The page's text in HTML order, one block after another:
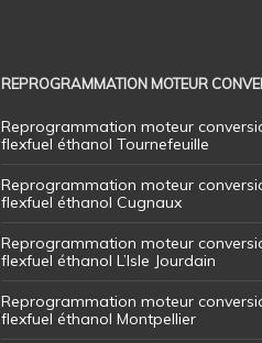
REPROGRAMMATION MOTEUR
Reprogrammation moteur
flexfuel éthanol Tournefeuille
Reprogrammation moteur
flexfuel éthanol Cugnaux
Reprogrammation moteur
flexfuel éthanol L’Isle Jourdain
Reprogrammation moteur
flexfuel éthanol Montpellier